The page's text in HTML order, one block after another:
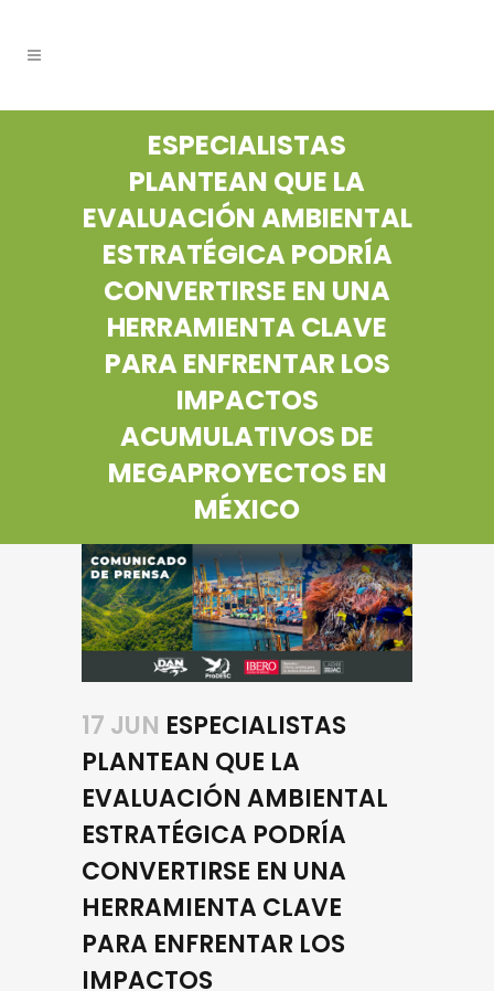
ESPECIALISTAS
PLANTEAN QUE LA
EVALUACIÓN AMBIENTAL
ESTRATÉGICA PODRÍA
CONVERTIRSE EN UNA
HERRAMIENTA CLAVE
PARA ENFRENTAR LOS
IMPACTOS
ACUMULATIVOS DE
MEGAPROYECTOS EN
MÉXICO
17 JUN ESPECIALISTAS
PLANTEAN QUE LA
EVALUACIÓN AMBIENTAL
ESTRATÉGICA PODRÍA
CONVERTIRSE EN UNA
HERRAMIENTA CLAVE
PARA ENFRENTAR LOS
IMPACTOS